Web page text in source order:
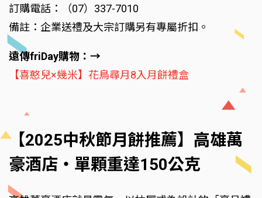
訂購電話：（07）337-7010
備註：企業送禮及大宗訂購另有專屬折扣。
遠傳friDay購物：→
【喜憨兒×幾米】花鳥尋月8入月餅禮盒
【2025中秋節月餅推薦】高雄萬
豪酒店‧單顆重達150公克